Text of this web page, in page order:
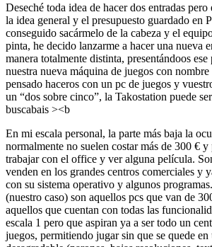
Deseché toda idea de hacer dos entradas
la idea general y el presupuesto guardado en
conseguido sacármelo de la cabeza y el
pinta, he decido lanzarme a hacer una nueva
manera totalmente distinta, presentándoos
nuestra nueva máquina de juegos con
pensado haceros con un pc de juegos y
un “dos sobre cinco”, la Takostation puede
buscabais ><b
En mi escala personal, la parte más baja la
normalmente no suelen costar más de 300 € y
trabajar con el office y ver alguna película.
venden en los grandes centros comerciales y
con su sistema operativo y algunos
(nuestro caso) son aquellos pcs que van de
aquellos que cuentan con todas las
escala 1 pero que aspiran ya a ser todo un
juegos, permitiendo jugar sin que se quede en